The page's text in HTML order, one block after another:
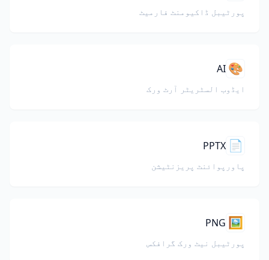
پورٹیبل ڈاکیومنٹ فارمیٹ
🎨
AI
ایڈوب السٹریٹر آرٹ ورک
📄
PPTX
پاورپوائنٹ پریزنٹیشن
🖼️
PNG
پورٹیبل نیٹ ورک گرافکس